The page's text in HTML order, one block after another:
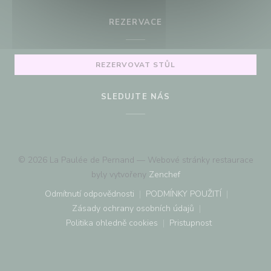
REZERVACE
REZERVOVAT STŮL
SLEDUJTE NÁS
© 2026 La Paulée de Pernand — Webové stránky restaurace
byly vytvořeny Zenchef((otevře se v novém
Odmítnutí odpovědnosti
((otevře se v novém okně))
PODMÍNKY POUŽITÍ
((otevře se v novém
Zásady ochrany osobních údajů
((otevře se v novém okně))
Politika ohledně cookies
((otevře se v novém okně))
Pristupnost
((otevře se v novém